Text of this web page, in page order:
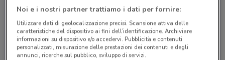
Non ci sono negozi nelle vicinanze
Noi e i nostri partner trattiamo i dati per fornire:
Utilizzare dati di geolocalizzazione precisi. Scansione attiva delle
caratteristiche del dispositivo ai fini dell’identificazione. Archiviare
informazioni su dispositivo e/o accedervi. Pubblicità e contenuti
personalizzati, misurazione delle prestazioni dei contenuti e degli
annunci, ricerche sul pubblico, sviluppo di servizi.